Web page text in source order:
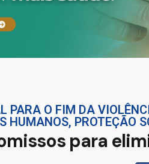
PARA O FIM DA
HUMANOS, PROTEÇÃO
para